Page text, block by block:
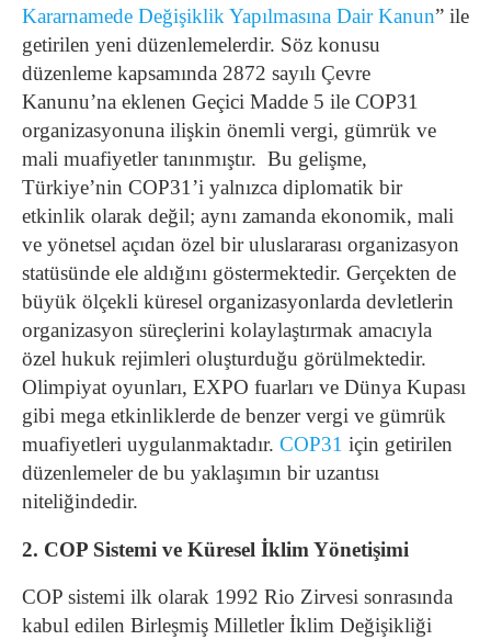
Kararnamede Değişiklik Yapılmasına Dair Kanun” ile
getirilen yeni düzenlemelerdir. Söz konusu
düzenleme kapsamında 2872 sayılı Çevre
Kanunu’na eklenen Geçici Madde 5 ile COP31
organizasyonuna ilişkin önemli vergi, gümrük ve
mali muafiyetler tanınmıştır. Bu gelişme,
Türkiye’nin COP31’i yalnızca diplomatik bir
etkinlik olarak değil; aynı zamanda ekonomik, mali
ve yönetsel açıdan özel bir uluslararası organizasyon
statüsünde ele aldığını göstermektedir. Gerçekten de
büyük ölçekli küresel organizasyonlarda devletlerin
organizasyon süreçlerini kolaylaştırmak amacıyla
özel hukuk rejimleri oluşturduğu görülmektedir.
Olimpiyat oyunları, EXPO fuarları ve Dünya Kupası
gibi mega etkinliklerde de benzer vergi ve gümrük
muafiyetleri uygulanmaktadır. COP31 için getirilen
düzenlemeler de bu yaklaşımın bir uzantısı
niteliğindedir.
2. COP Sistemi ve Küresel İklim Yönetişimi
COP sistemi ilk olarak 1992 Rio Zirvesi sonrasında
kabul edilen Birleşmiş Milletler İklim Değişikliği